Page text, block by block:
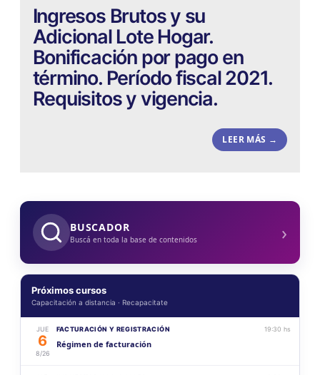
Ingresos Brutos y su
Adicional Lote Hogar.
Bonificación por pago en
término. Período fiscal 2021.
Requisitos y vigencia.
LEER MÁS →
BUSCADOR
Buscá en toda la base de contenidos ›
Próximos cursos
Capacitación a distancia · Recapacitate
JUE
6
8/26
FACTURACIÓN Y REGISTRACIÓN 19:30 hs
Régimen de facturación